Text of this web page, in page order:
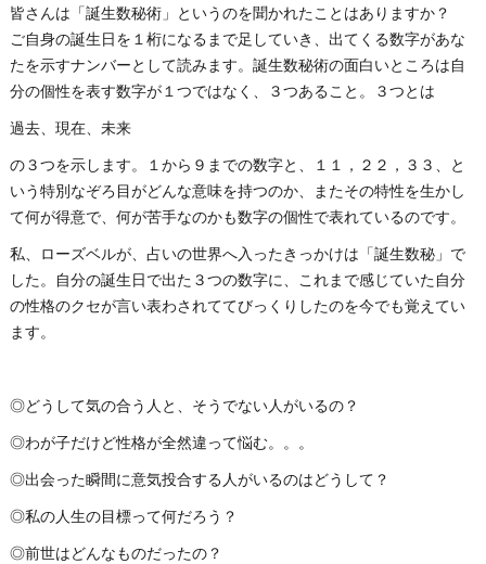
皆さんは「誕生数秘術」というのを聞かれたことはありますか？
ご自身の誕生日を１桁になるまで足していき、出てくる数字があな
たを示すナンバーとして読みます。誕生数秘術の面白いところは自
分の個性を表す数字が１つではなく、３つあること。３つとは
過去、現在、未来
の３つを示します。１から９までの数字と、１１，２２，３３、と
いう特別なぞろ目がどんな意味を持つのか、またその特性を生かし
て何が得意で、何が苦手なのかも数字の個性で表れているのです。
私、ローズベルが、占いの世界へ入ったきっかけは「誕生数秘」で
した。自分の誕生日で出た３つの数字に、これまで感じていた自分
の性格のクセが言い表わされててびっくりしたのを今でも覚えてい
ます。
◎どうして気の合う人と、そうでない人がいるの？
◎わが子だけど性格が全然違って悩む。。。
◎出会った瞬間に意気投合する人がいるのはどうして？
◎私の人生の目標って何だろう？
◎前世はどんなものだったの？